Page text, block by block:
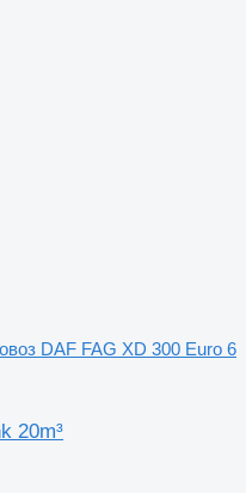
DAF FAG XD 300 Euro 6
20m³